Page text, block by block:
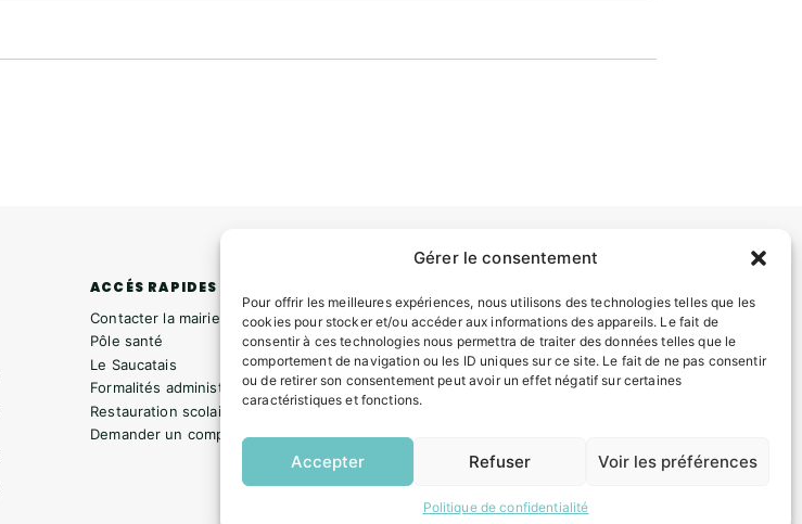
Gérer le consentement
Pour offrir les meilleures expériences, nous utilisons des technologies telles que les
cookies pour stocker et/ou accéder aux informations des appareils. Le fait de
consentir à ces technologies nous permettra de traiter des données telles que le
comportement de navigation ou les ID uniques sur ce site. Le fait de ne pas consentir
ou de retirer son consentement peut avoir un effet négatif sur certaines
caractéristiques et fonctions.
Accepter Refuser Voir les préférences
Politique de confidentialité
ACCÉS RAPIDES
Contacter la mairie
Pôle santé
Le Saucatais
Formalités administratives
Restauration scolaire
Demander un composteur
Mentions légales
Politique de confidentialité
Plan du site